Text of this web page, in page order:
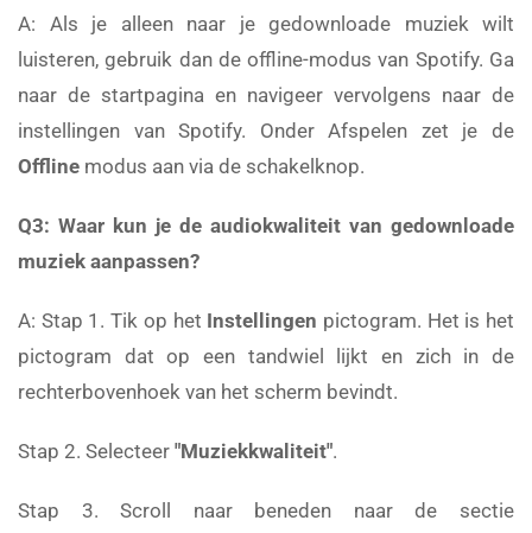
A: Als je alleen naar je gedownloade muziek wilt
luisteren, gebruik dan de offline-modus van Spotify. Ga
naar de startpagina en navigeer vervolgens naar de
instellingen van Spotify. Onder Afspelen zet je de
Offline modus aan via de schakelknop.
Q3: Waar kun je de audiokwaliteit van gedownloade
muziek aanpassen?
A: Stap 1. Tik op het Instellingen pictogram. Het is het
pictogram dat op een tandwiel lijkt en zich in de
rechterbovenhoek van het scherm bevindt.
Stap 2. Selecteer "Muziekkwaliteit".
Stap 3. Scroll naar beneden naar de sectie